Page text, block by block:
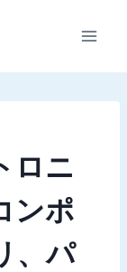
ロニ
ンポ
、パ